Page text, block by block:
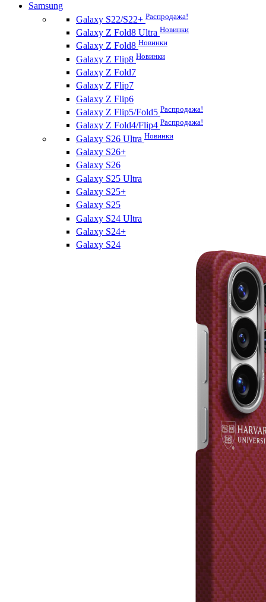
Samsung
Galaxy S22/S22+ Распродажа!
Galaxy Z Fold8 Ultra Новинки
Galaxy Z Fold8 Новинки
Galaxy Z Flip8 Новинки
Galaxy Z Fold7
Galaxy Z Flip7
Galaxy Z Flip6
Galaxy Z Flip5/Fold5 Распродажа!
Galaxy Z Fold4/Flip4 Распродажа!
Galaxy S26 Ultra Новинки
Galaxy S26+
Galaxy S26
Galaxy S25 Ultra
Galaxy S25+
Galaxy S25
Galaxy S24 Ultra
Galaxy S24+
Galaxy S24